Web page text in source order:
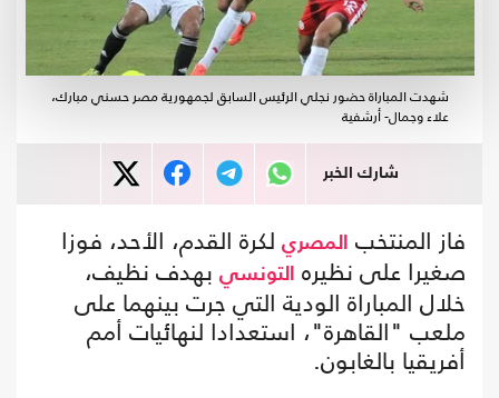
شهدت المباراة حضور نجلي الرئيس السابق لجمهورية مصر حسني مبارك،
علاء وجمال- أرشفية
شارك الخبر
فاز المنتخب المصري لكرة القدم، الأحد، فوزا
صغيرا على نظيره
التونسي بهدف نظيف،
خلال المباراة الودية التي جرت بينهما على
ملعب "القاهرة"، استعدادا لنهائيات أمم
أفريقيا بالغابون.